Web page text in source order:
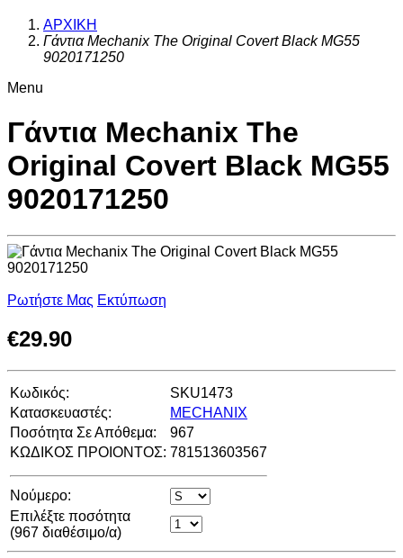
ΑΡΧΙΚΗ
Γάντια Mechanix The Original Covert Black MG55
9020171250
Menu
Γάντια Mechanix The
Original Covert Black MG55
9020171250
Ρωτήστε Μας Εκτύπωση
€29.90
Κωδικός:
SKU1473
Κατασκευαστές:
MECHANIX
Ποσότητα Σε Απόθεμα:
967
ΚΩΔΙΚΟΣ ΠΡΟΙΟΝΤΟΣ: 781513603567
Νούμερο:
Επιλέξτε ποσότητα
(967 διαθέσιμο/α)